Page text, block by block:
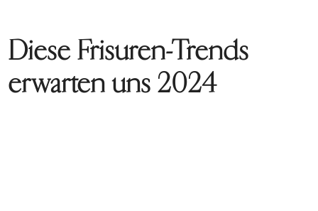
Diese Frisuren-Trends
erwarten uns 2024